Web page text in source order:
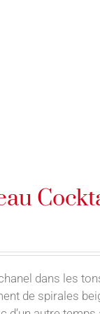
dans les
de spirales